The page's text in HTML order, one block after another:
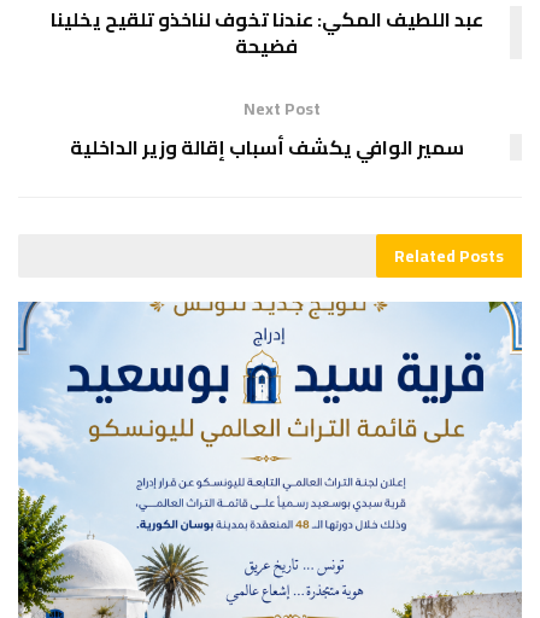
عبد اللطيف المكي: عندنا تخوف لناخذو تلقيح يخلينا
فضيحة
Next Post
سمير الوافي يكشف أسباب إقالة وزير الداخلية
RelatedPosts